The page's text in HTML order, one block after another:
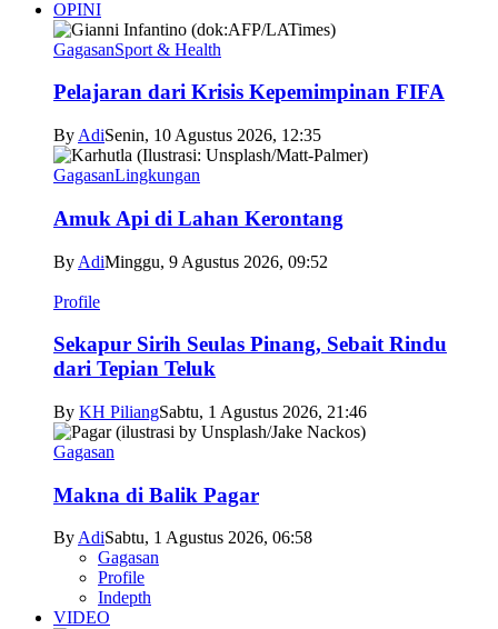
OPINI
GagasanSport & Health
Pelajaran dari Krisis Kepemimpinan FIFA
By AdiSenin, 10 Agustus 2026, 12:35
GagasanLingkungan
Amuk Api di Lahan Kerontang
By AdiMinggu, 9 Agustus 2026, 09:52
Profile
Sekapur Sirih Seulas Pinang, Sebait Rindu
dari Tepian Teluk
By KH PiliangSabtu, 1 Agustus 2026, 21:46
Gagasan
Makna di Balik Pagar
ByAdiSabtu, 1 Agustus 2026, 06:58
Gagasan
Profile
Indepth
VIDEO